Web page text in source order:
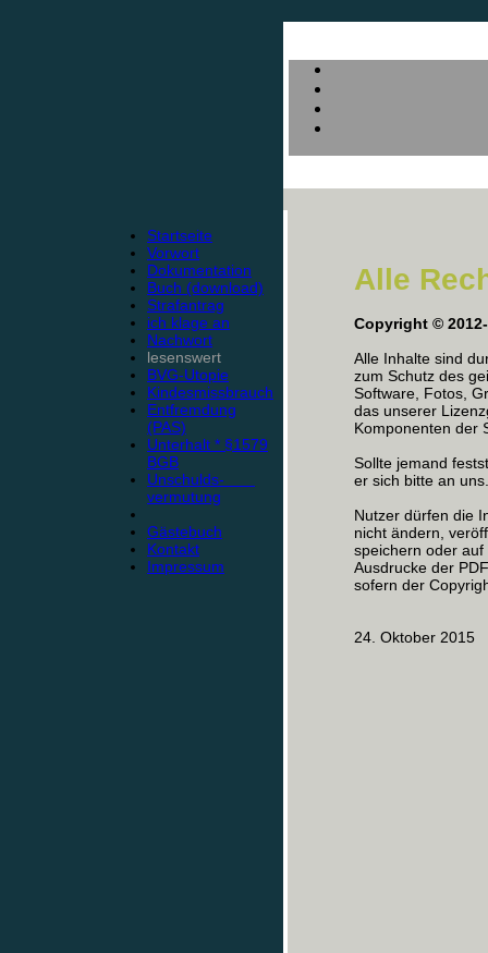
Startseite
Vorwort
Dokumentation
Buch (download)
Strafantrag
ich klage an
Nachwort
lesenswert
BVG-Utopie
Kindesmissbrauch
Entfremdung
(PAS)
Unterhalt * §1579
BGB
Unschulds-
vermutung
Gästebuch
Kontakt
Impressum
Alle
Copyright ©
Alle Inhalte sind
zum Schutz des
Software, Fotos,
das unserer
Komponenten der
Sollte jemand
er sich bitte an uns.
Nutzer dürfen die
nicht ändern,
speichern oder
Ausdrucke der
sofern der
24. Oktober 2015